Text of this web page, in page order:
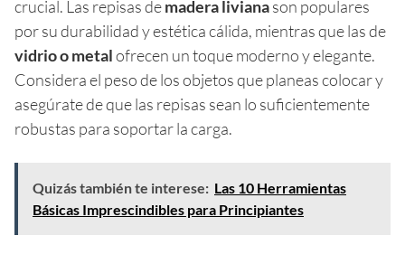
crucial. Las repisas demadera livianason populares
por su durabilidad y estética cálida, mientras que las de
vidrio o metalofrecen un toque moderno y elegante.
Considera el peso de los objetos que planeas colocar y
asegúrate de que las repisas sean lo suficientemente
robustas para soportar la carga.
Quizás también te interese: Las 10 Herramientas
Básicas Imprescindibles para Principiantes